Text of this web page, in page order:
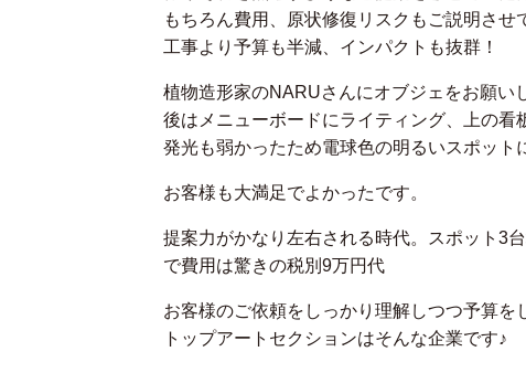
もちろん費用、原状修復リスクもご説明させ
工事より予算も半減、インパクトも抜群！
植物造形家のNARUさんにオブジェをお願い
後はメニューボードにライティング、上の看
発光も弱かったため電球色の明るいスポット
お客様も大満足でよかったです。
提案力がかなり左右される時代。スポット3
で費用は驚きの税別9万円代
お客様のご依頼をしっかり理解しつつ予算を
トップアートセクションはそんな企業です♪